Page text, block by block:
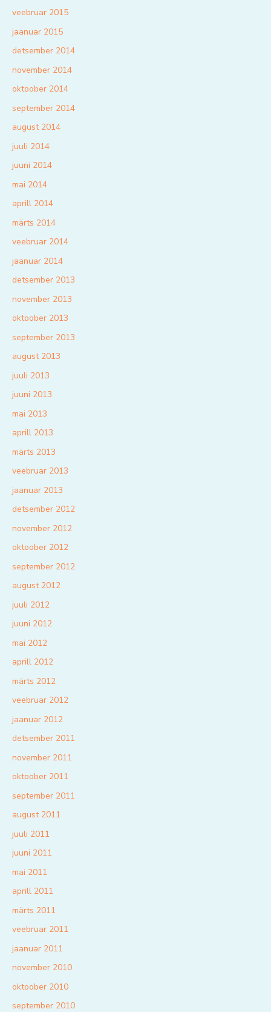
veebruar 2015
jaanuar 2015
detsember 2014
november 2014
oktoober 2014
september 2014
august 2014
juuli 2014
juuni 2014
mai 2014
aprill 2014
märts 2014
veebruar 2014
jaanuar 2014
detsember 2013
november 2013
oktoober 2013
september 2013
august 2013
juuli 2013
juuni 2013
mai 2013
aprill 2013
märts 2013
veebruar 2013
jaanuar 2013
detsember 2012
november 2012
oktoober 2012
september 2012
august 2012
juuli 2012
juuni 2012
mai 2012
aprill 2012
märts 2012
veebruar 2012
jaanuar 2012
detsember 2011
november 2011
oktoober 2011
september 2011
august 2011
juuli 2011
juuni 2011
mai 2011
aprill 2011
märts 2011
veebruar 2011
jaanuar 2011
november 2010
oktoober 2010
september 2010